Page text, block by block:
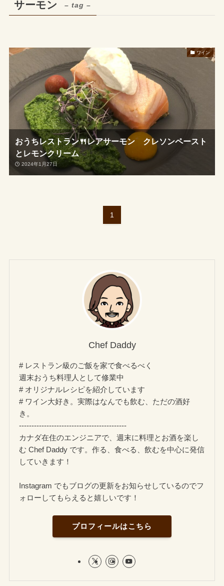
サーモン – tag –
ワイン
おうちレストラン🍴レアサーモン クレソンペースト
とレモンクリーム
2024年1月27日
1
Chef Daddy
# レストラン級のご飯を家で食べるべく
週末おうち料理人として修業中
# オリジナルレシピを紹介しています
# ワイン大好き。実際はなんでも飲む、ただの酒好
き。
-------------------------------------------
カナダ在住のエンジニアで、週末に料理とお酒を楽し
む Chef Daddy です。作る、食べる、飲むを中心に発信
していきます！
Instagram でもブログの更新をお知らせしているのでフ
ォローしてもらえると嬉しいです！
プロフィールはこちら